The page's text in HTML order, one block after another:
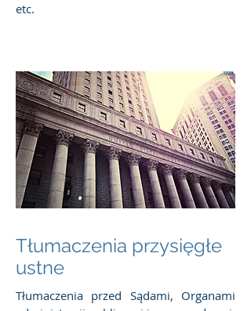
etc.
Tłumaczenia przysięgłe
ustne
Tłumaczenia przed Sądami, Organami